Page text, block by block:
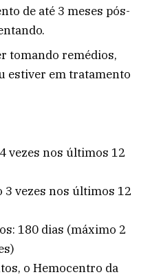
de até 3 meses pós-
tomando remédios,
estiver em tratamento
vezes nos últimos 12
vezes nos últimos 12
180 dias (máximo 2
o Hemocentro da